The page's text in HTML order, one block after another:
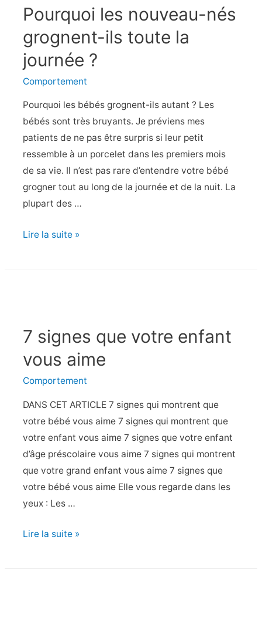
« non »
Pourquoi les nouveau-nés
grognent-ils toute la
journée ?
Comportement
Pourquoi les bébés grognent-ils autant ? Les
bébés sont très bruyants. Je préviens mes
patients de ne pas être surpris si leur petit
ressemble à un porcelet dans les premiers mois
de sa vie. Il n’est pas rare d’entendre votre bébé
grogner tout au long de la journée et de la nuit. La
plupart des …
Pourquoi
toute
journée
?
Lire la suite »
7 signes que votre enfant
vous aime
Comportement
DANS CET ARTICLE 7 signes qui montrent que
votre bébé vous aime 7 signes qui montrent que
votre enfant vous aime 7 signes que votre enfant
d’âge préscolaire vous aime 7 signes qui montrent
que votre grand enfant vous aime 7 signes que
votre bébé vous aime Elle vous regarde dans les
yeux : Les …
7
Lire la suite »